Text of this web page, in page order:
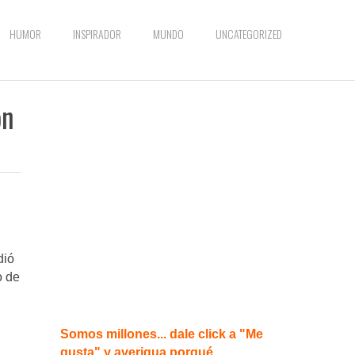
HUMOR INSPIRADOR MUNDO UNCATEGORIZED
de
Somos millones... dale click a "Me
gusta" y averigua porqué